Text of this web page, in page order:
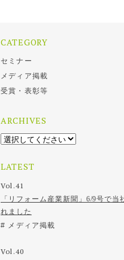
CATEGORY
セミナー
メディア掲載
受賞・表彰等
ARCHIVES
LATEST
Vol.41
「リフォーム産業新聞」6/9号で当
れました
メディア掲載
Vol.40